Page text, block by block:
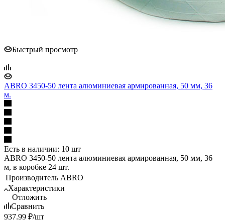
Быстрый просмотр
ABRO 3450-50 лента алюминиевая армированная, 50 мм, 36
м.
Есть в наличии: 10 шт
ABRO 3450-50 лента алюминиевая армированная, 50 мм, 36
м, в коробке 24 шт.
Производитель ABRO
Характеристики
Отложить
Сравнить
937.99 ₽/шт